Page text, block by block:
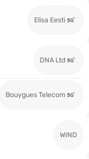
Elisa Eesti
DNA Ltd
Bouygues Telecom
WIND